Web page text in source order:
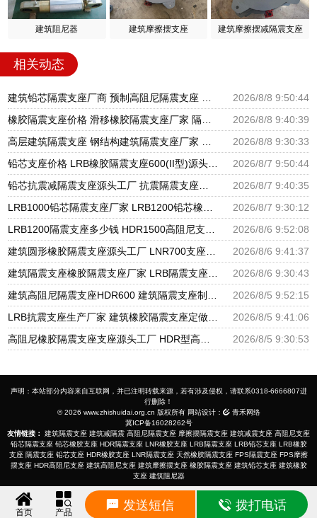
建筑阻尼器 建筑摩擦摆支座 建筑摩擦摆减隔震支座
相关动态
2026/8/8 9:50:44
2026/8/8 9:40:39
2026/8/8 9:30:33
2026/8/7 9:50:44
2026/8/7 9:40:35
2026/8/7 9:30:12
2026/8/6 9:52:08
2026/8/6 9:41:37
2026/8/6 9:30:43
2026/8/5 9:52:15
2026/8/5 9:41:06
2026/8/5 9:30:53
首页 产品 发送短信 拨打电话
声明：本站部分内容来自互联网，并已注明转载来源，若有涉及侵权，请联系0318-6666807进
行删除！
© 2026 www.zhishuidai.org.cn 版权所有 网站设计：
青禾网络
冀ICP备16028262号
友情链接：
建筑隔震支座 建筑减隔震 高阻尼隔震支座 摩擦摆隔震支座 建筑减震支座 高阻尼支座
铅芯隔震支座 铅芯橡胶支座 HDR隔震支座 LNR橡胶支座 LRB隔震支座 LRB铅芯支座 LRB橡胶
支座 隔震支座 铅芯支座 HDR橡胶支座 LNR隔震支座 天然橡胶隔震支座 FPS隔震支座 FPS摩擦
摆支座 HDR高阻尼支座 建筑高阻尼支座 建筑摩擦摆支座 橡胶隔震支座 建筑铅芯支座 建筑橡胶
支座 建筑阻尼器